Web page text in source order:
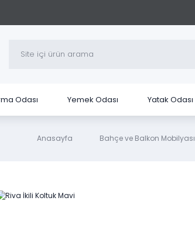
Odası Yemek Odası Yatak Odası
Anasayfa Bahçe ve Balkon Mobilyası